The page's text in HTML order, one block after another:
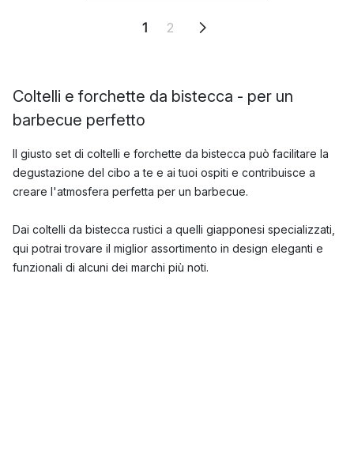
1 2
Coltelli e forchette da bistecca - per un
barbecue perfetto
Il giusto set di coltelli e forchette da bistecca può facilitare la
degustazione del cibo a te e ai tuoi ospiti e contribuisce a
creare l'atmosfera perfetta per un barbecue.
Dai coltelli da bistecca rustici a quelli giapponesi specializzati,
qui potrai trovare il miglior assortimento in design eleganti e
funzionali di alcuni dei marchi più noti.